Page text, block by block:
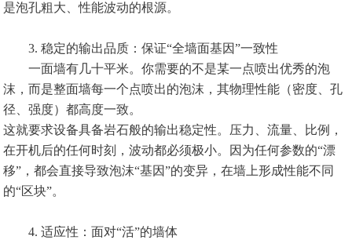
是泡孔粗大、性能波动的根源。
3. 稳定的输出品质：保证“全墙面基因”一致性
一面墙有几十平米。你需要的不是某一点喷出优秀的泡
沫，而是整面墙每一个点喷出的泡沫，其物理性能（密度、孔
径、强度）都高度一致。
这就要求设备具备岩石般的输出稳定性。压力、流量、比例，
在开机后的任何时刻，波动都必须极小。因为任何参数的“漂
移”，都会直接导致泡沫“基因”的变异，在墙上形成性能不同
的“区块”。
4. 适应性：面对“活”的墙体